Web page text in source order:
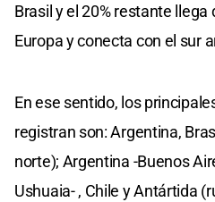
Brasil y el 20% restante
Europa y conecta con el sur
En ese sentido, los
registran son: Argentina,
norte); Argentina -Buenos
Ushuaia- , Chile y Antártida